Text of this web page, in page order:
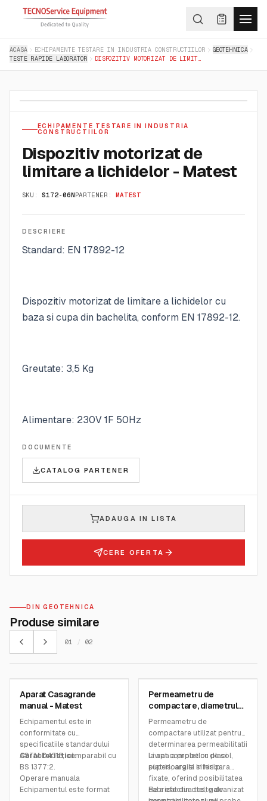
ACASA ECHIPAMENTE TESTARE IN INDUSTRIA CONSTRUCTIILOR
GEOTEHNICA
TESTE RAPIDE LABORATOR
ECHIPAMENTE TESTARE IN INDUSTRIA
CONSTRUCTIILOR
Dispozitiv motorizat de
limitare a lichidelor - Matest
SKU: S172-06NPARTENER: MATEST
DESCRIERE
Standard: EN 17892-12
Dispozitiv motorizat de limitare a lichidelor cu
baza si cupa din bachelita, conform EN 17892-12.
Greutate: 3,5 Kg
Alimentare: 230V 1F 50Hz
DOCUMENTE
CATALOG PARTENER
ADAUGA IN LISTA
CERE OFERTA
DIN GEOTEHNICA
Produse similare
01 / 02
SKU:S170
Aparat Casagrande
manual - Matest
Echipamentul este in
conformitate cu
specificatiile standardului
ASTM D4318, comparabil cu
BS 1377:2.
Caracteristici:
Operare manuala
Echipamentul este format
SKU:S253
Permeametru de
compactare, diametrul
6” - Matest
Permeametru de
compactare utilizat pentru
determinarea permeabilitatii
la apa a probelor de sol,
pietris, argila si nisip.
Livrat complet cu placi
superioara si inferioara
fixate, oferind posibilitatea
de a efectua teste de
Fabricat din otel, galvanizat